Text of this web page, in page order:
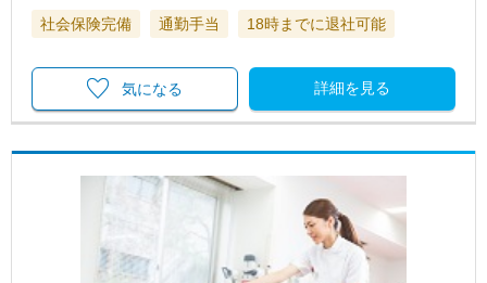
社会保険完備 通勤手当 18時までに退社可能
詳細を見る
気になる